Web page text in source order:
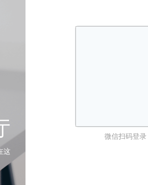
这
微信扫码登录